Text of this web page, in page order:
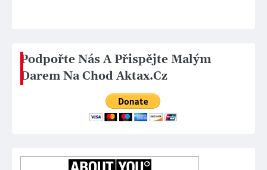
Podpořte Nás A Přispějte Malým
Darem Na Chod Aktax.Cz